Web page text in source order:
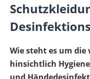
Wie steht es um
hinsichtlich